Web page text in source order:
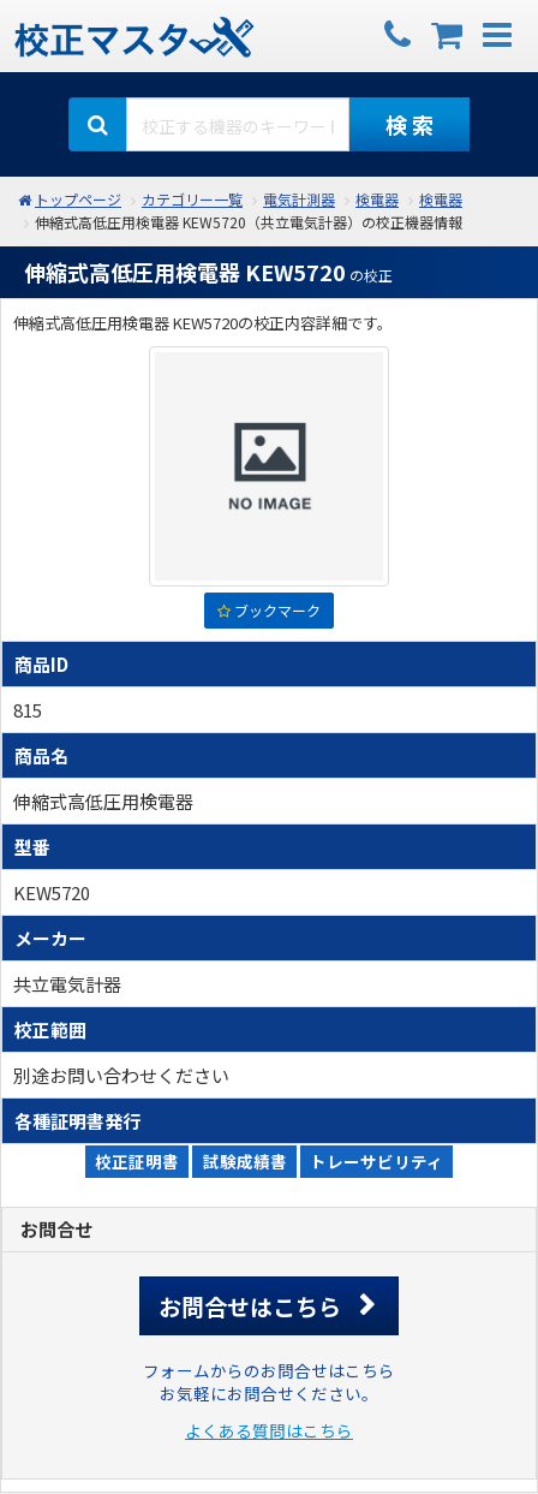
検 索
トップページ カテゴリー一覧 電気計測器 検電器
検電器
伸縮式高低圧用検電器 KEW5720（共立電気計器）の校正機器情報
伸縮式高低圧用検電器 KEW5720 の校正
伸縮式高低圧用検電器 KEW5720の校正内容詳細です。
ブックマーク
商品ID
815
商品名
伸縮式高低圧用検電器
型番
KEW5720
メーカー
共立電気計器
校正範囲
別途お問い合わせください
各種証明書発行
校正証明書 試験成績書 トレーサビリティ
お問合せ
お問合せはこちら
フォームからのお問合せはこちら
お気軽にお問合せください。
よくある質問はこちら